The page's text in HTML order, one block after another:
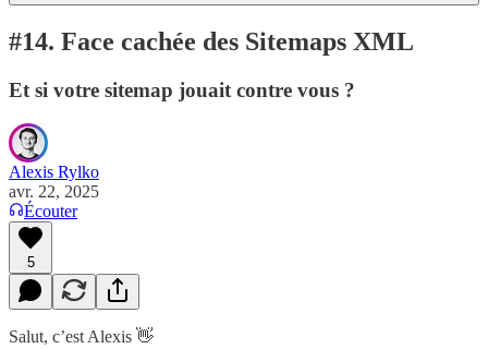
#14. Face cachée des Sitemaps XML
Et si votre sitemap jouait contre vous ?
Alexis Rylko
avr. 22, 2025
Écouter
5
Salut, c’est Alexis 👋